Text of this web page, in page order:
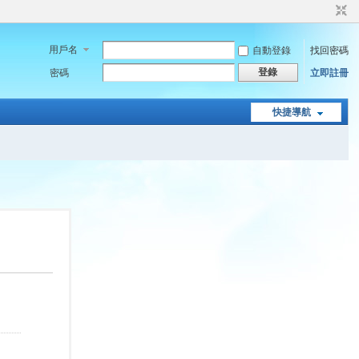
用戶名 自動登錄
找回密碼
密碼
登錄 立即註冊
快捷導航